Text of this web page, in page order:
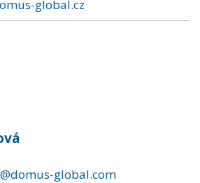
global.cz
global.com